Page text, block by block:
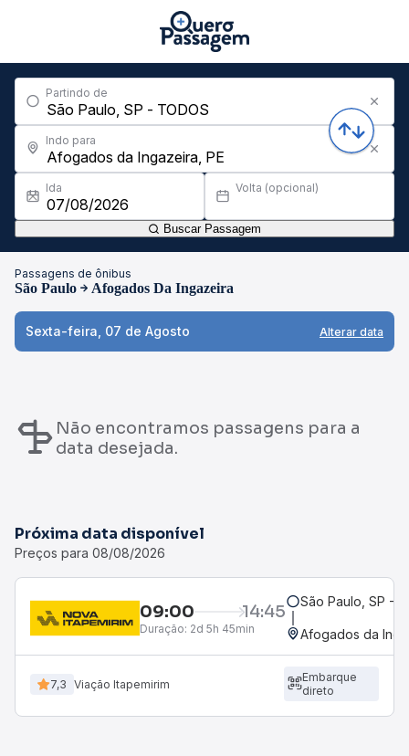
Partindo de
Indo para
Ida Volta (opcional)
Buscar Passagem
Passagens de ônibus
São Paulo Afogados Da Ingazeira
Sexta-feira, 07 de Agosto Alterar data
Não encontramos passagens para a
data desejada.
Próxima data disponível
Preços para 08/08/2026
09:00 14:45
Duração: 2d 5h 45min
São Paulo, SP -
Afogados da
7,3 Viação Itapemirim
Embarque
direto